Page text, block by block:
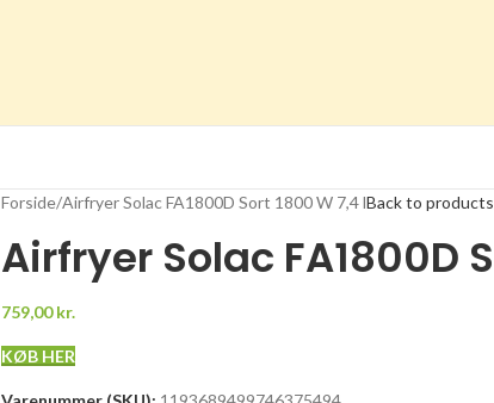
Forside Airfryer Solac FA1800D Sort 1800 W 7,4 lBack to products
Airfryer Solac FA1800D
759,00kr.
KØB HER